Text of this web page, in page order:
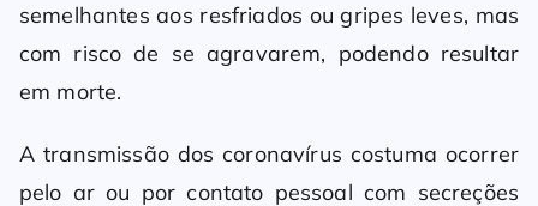
semelhantes aos resfriados ou gripes leves, mas
com risco de se agravarem, podendo resultar
em morte.
A transmissão dos coronavírus costuma ocorrer
pelo ar ou por contato pessoal com secreções